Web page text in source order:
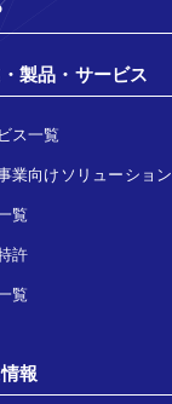
製品・サービス
ス一覧
業向けソリューション
覧
許
覧
報